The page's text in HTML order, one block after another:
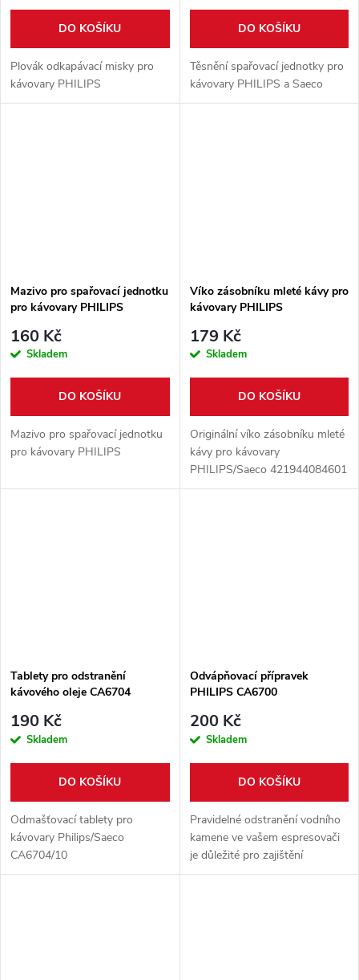
DO KOŠÍKU
Plovák odkapávací misky pro
kávovary PHILIPS
DO KOŠÍKU
Těsnění spařovací jednotky pro
kávovary PHILIPS a Saeco
Mazivo pro spařovací jednotku
pro kávovary PHILIPS
160 Kč
Skladem
DO KOŠÍKU
Mazivo pro spařovací jednotku
pro kávovary PHILIPS
Víko zásobníku mleté kávy pro
kávovary PHILIPS
179 Kč
Skladem
DO KOŠÍKU
Originální víko zásobníku mleté
kávy pro kávovary
PHILIPS/Saeco 421944084601
Tablety pro odstranění
kávového oleje CA6704
190 Kč
Skladem
DO KOŠÍKU
Odmašťovací tablety pro
kávovary Philips/Saeco
CA6704/10
Odvápňovací přípravek
PHILIPS CA6700
200 Kč
Skladem
DO KOŠÍKU
Pravidelné odstranění vodního
kamene ve vašem espresovači
je důležité pro zajištění
bezproblémového chodu